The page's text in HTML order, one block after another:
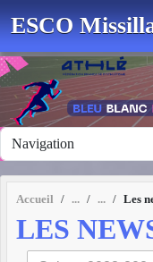
ESCO
Accueil Les
LES